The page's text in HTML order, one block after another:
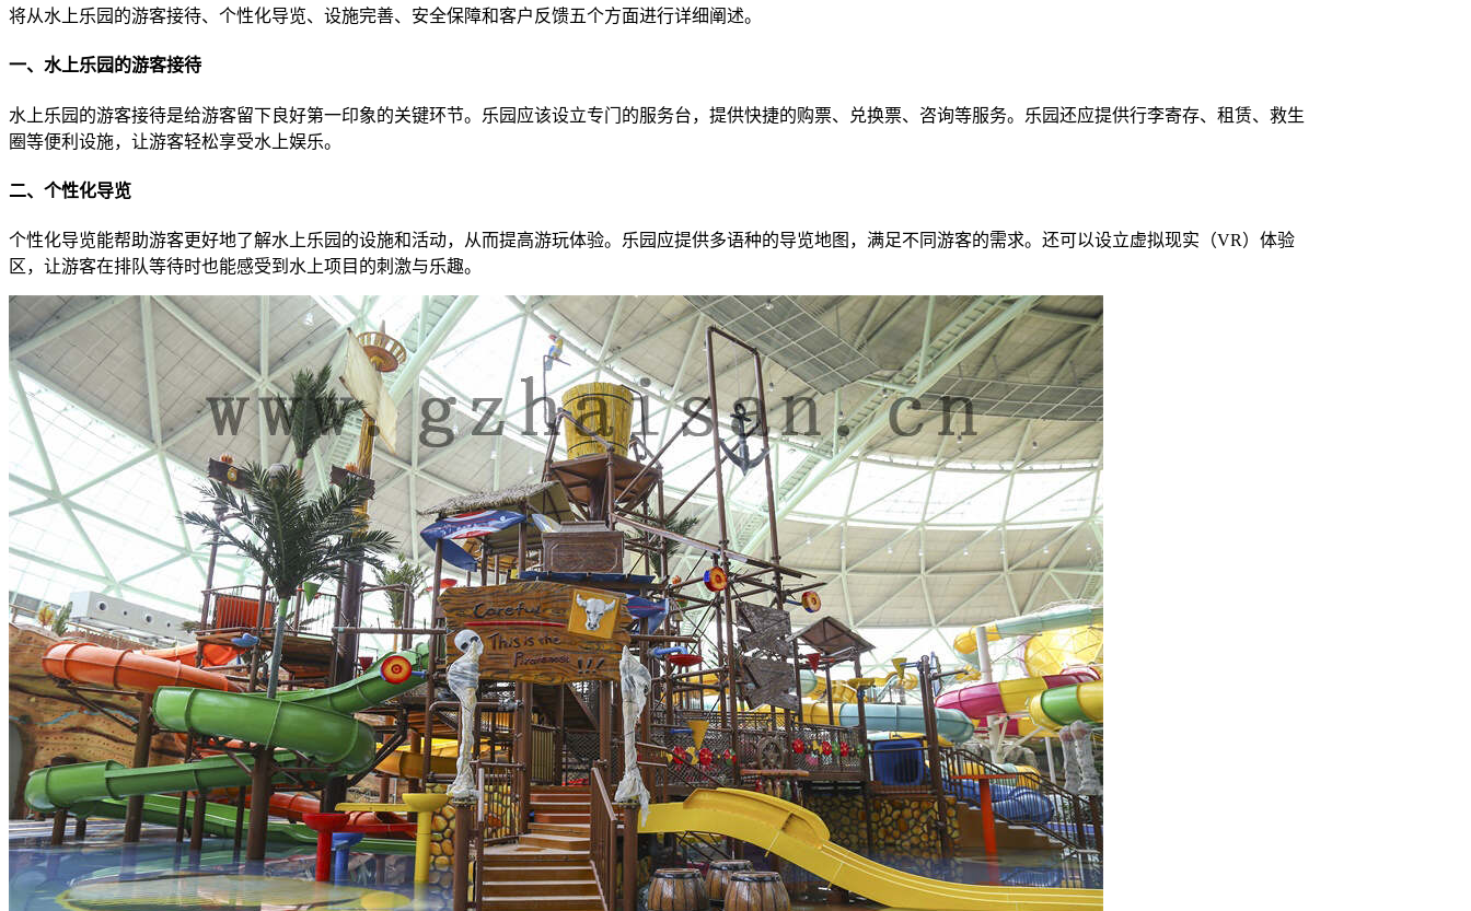
将从水上乐园的游客接待、个性化导览、设施完善、安全保障和客户反馈五个方面进行详细阐述。
一、水上乐园的游客接待
水上乐园的游客接待是给游客留下良好第一印象的关键环节。乐园应该设立专门的服务台，提供快捷的购票、兑换票、咨询等服务。乐园还应提供行李寄存、租赁、救生
圈等便利设施，让游客轻松享受水上娱乐。
二、个性化导览
个性化导览能帮助游客更好地了解水上乐园的设施和活动，从而提高游玩体验。乐园应提供多语种的导览地图，满足不同游客的需求。还可以设立虚拟现实（VR）体验
区，让游客在排队等待时也能感受到水上项目的刺激与乐趣。